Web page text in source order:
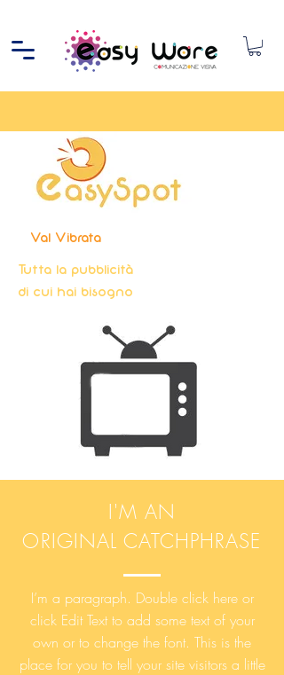
Val Vibrata
Tutta la pubblicità
di cui hai bisogno
I'M AN
ORIGINAL CATCHPHRASE
I’m a paragraph. Double click here or
click Edit Text to add some text of your
own or to change the font. This is the
place for you to tell your site visitors a little